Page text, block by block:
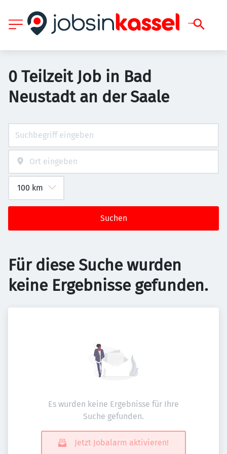
0 Teilzeit Job in Bad
Neustadt an der Saale
Suchen
Für diese Suche wurden
keine Ergebnisse gefunden.
Es wurden keine Ergebnisse für Ihre
Suche gefunden.
Jetzt Jobalarm aktivieren!